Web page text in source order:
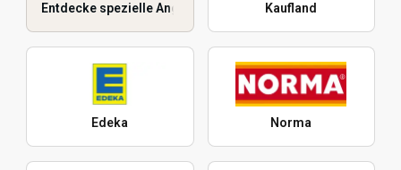
Entdecke spezielle Angebote Kaufland
Edeka Norma